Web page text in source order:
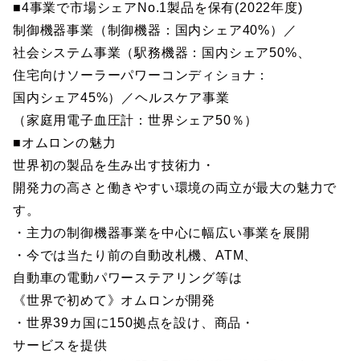
■4事業で市場シェアNo.1製品を保有(2022年度)
制御機器事業（制御機器：国内シェア40%）／
社会システム事業（駅務機器：国内シェア50%、
住宅向けソーラーパワーコンディショナ：
国内シェア45%）／ヘルスケア事業
（家庭用電子血圧計：世界シェア50％）
■オムロンの魅力
世界初の製品を生み出す技術力・
開発力の高さと働きやすい環境の両立が最大の魅力で
す。
・主力の制御機器事業を中心に幅広い事業を展開
・今では当たり前の自動改札機、ATM、
自動車の電動パワーステアリング等は
《世界で初めて》オムロンが開発
・世界39カ国に150拠点を設け、商品・
サービスを提供